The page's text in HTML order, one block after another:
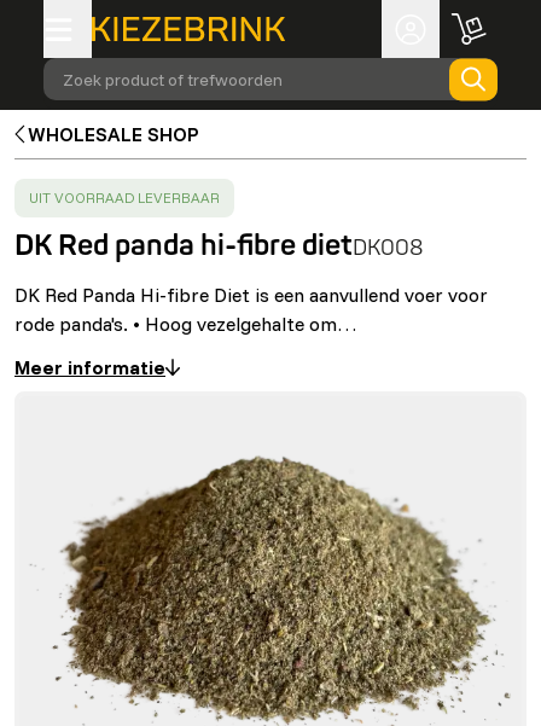
Zoek product of trefwoorden
WHOLESALE SHOP
SUCCESS:
UIT VOORRAAD LEVERBAAR
DK Red panda hi-fibre dietDK008
DK Red Panda Hi-fibre Diet is een aanvullend voer voor
rode panda's. • Hoog vezelgehalte om…
Meer informatie